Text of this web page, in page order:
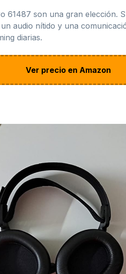
61487 son una gran elección.
audio nítido y una
diarias.
Ver precio en Amazon